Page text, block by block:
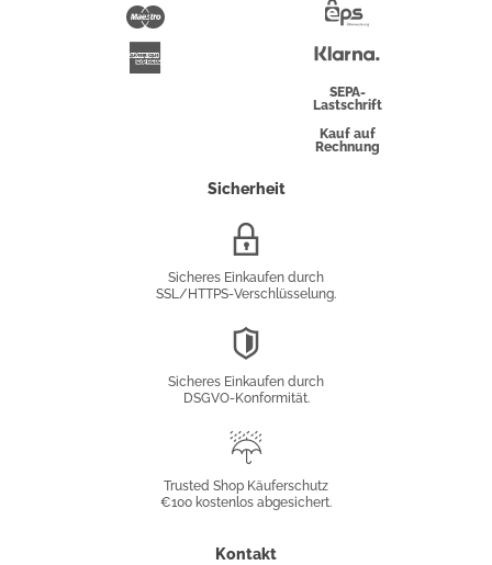
Maestro
Überweisung
SEPA-
Lastschrift
Kauf auf
Rechnung
Sicherheit
Sicheres Einkaufen durch
SSL/HTTPS-Verschlüsselung.
Sicheres Einkaufen durch
DSGVO-Konformität.
Käuferschutz
Trusted Shop Käuferschutz
€100 kostenlos abgesichert.
Kontakt